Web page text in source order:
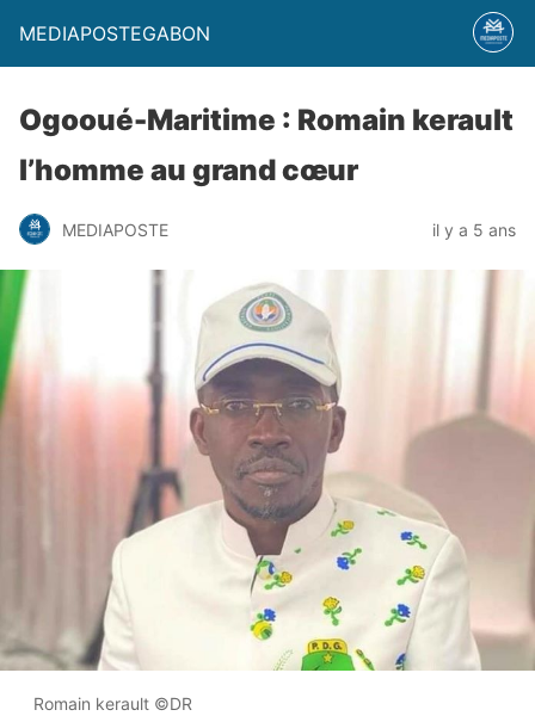
MEDIAPOSTEGABON
Ogooué-Maritime : Romain kerault
l’homme au grand cœur
MEDIAPOSTE il y a 5 ans
Romain kerault ©DR